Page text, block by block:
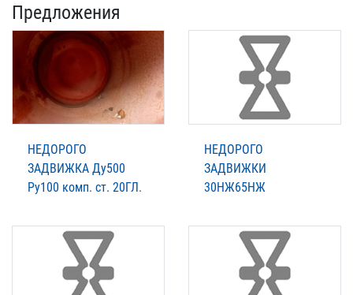
Предложения
НЕДОРОГО
ЗАДВИЖКА Ду500
Ру100 комп. ст. 20ГЛ.
НЕДОРОГО
ЗАДВИЖКИ
30НЖ65НЖ